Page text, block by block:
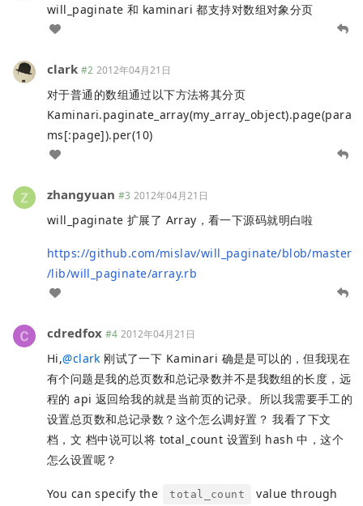
will_paginate 和 kaminari 都支持对数组对象分页
clark #2 2012年04月21日
对于普通的数组通过以下方法将其分页
Kaminari.paginate_array(my_array_object).page(para
ms[:page]).per(10)
zhangyuan #3 2012年04月21日
will_paginate 扩展了 Array，看一下源码就明白啦
https://github.com/mislav/will_paginate/blob/master
/lib/will_paginate/array.rb
cdredfox #4 2012年04月21日
Hi,@clark 刚试了一下 Kaminari 确是是可以的，但我现在
有个问题是我的总页数和总记录数并不是我数组的长度，远
程的 api 返回给我的就是当前页的记录。所以我需要手工的
设置总页数和总记录数？这个怎么调好置？ 我看了下文
档，文 档中说可以将 total_count 设置到 hash 中，这个
怎么设置呢？
You can specify the total_count
value through